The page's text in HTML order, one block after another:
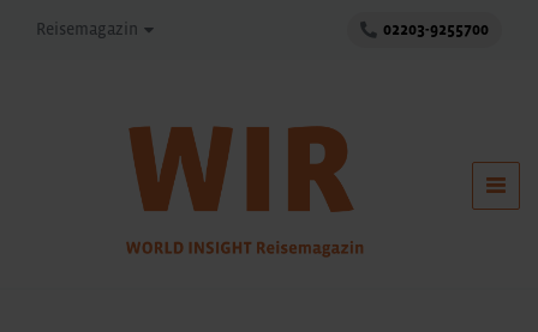
Reisemagazin 02203-9255700